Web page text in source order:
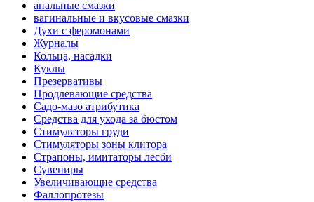
анальные смазки
вагинальные и вкусовые смазки
Духи с феромонами
Журналы
Кольца, насадки
Куклы
Презервативы
Продлевающие средства
Садо-мазо атрибутика
Средства для ухода за бюстом
Стимуляторы груди
Стимуляторы зоны клитора
Страпоны, имитаторы лесби
Сувениры
Увеличивающие средства
Фаллопротезы